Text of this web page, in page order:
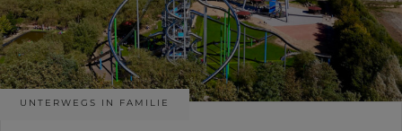
UNTERWEGS IN FAMILIE